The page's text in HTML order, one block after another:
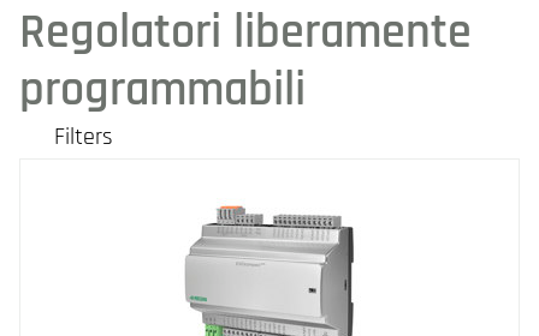
Regolatori liberamente
programmabili
Filters
Unità processore
Moduli di espansione